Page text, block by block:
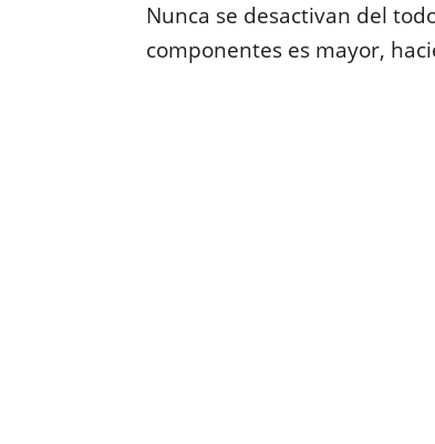
Nunca se desactivan del
componentes es mayor,